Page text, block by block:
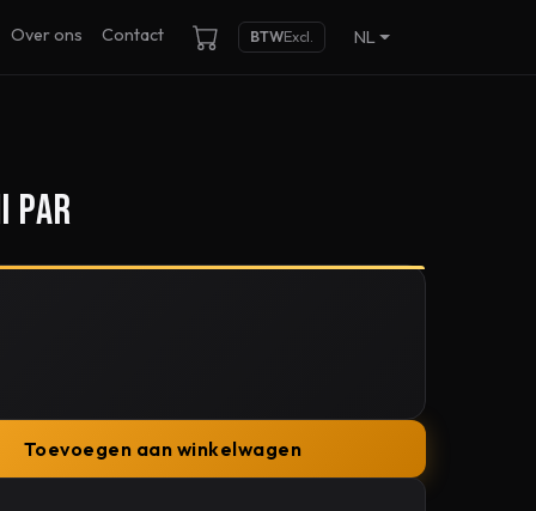
Over ons Contact BTWExcl. NL
Par
Toevoegen aan winkelwagen